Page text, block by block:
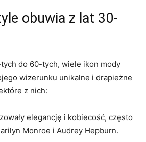
obuwia z lat 30-
do 60-tych, wiele ikon mody
wizerunku unikalne i drapieżne
z nich:
elegancję i kobiecość, często
Monroe i Audrey Hepburn.